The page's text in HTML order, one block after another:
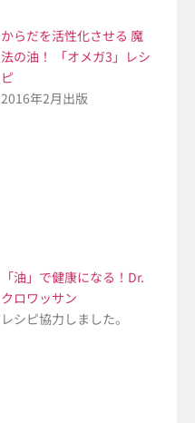
からだを活性化させる 魔
法の油！ 「オメガ3」レシ
ピ
2016年2月出版
「油」で健康になる！Dr.
クロワッサン
レシピ協力しました。